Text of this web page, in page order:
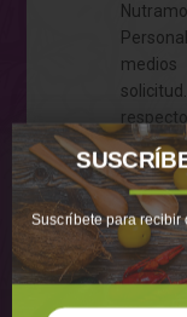
gusto
Para
para
Suscríbete para recibir